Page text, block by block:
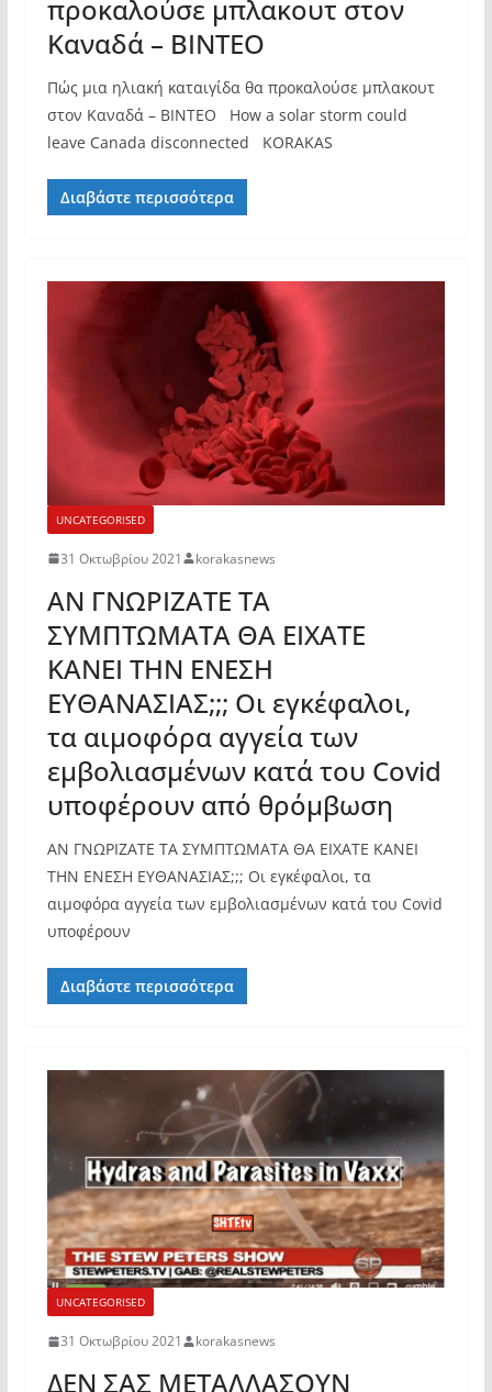
προκαλούσε μπλακουτ στον
Καναδά – ΒΙΝΤΕΟ
Πώς μια ηλιακή καταιγίδα θα προκαλούσε μπλακουτ
στον Καναδά – ΒΙΝΤΕΟ How a solar storm could
leave Canada disconnected KORAKAS
Διαβάστε περισσότερα
UNCATEGORISED
31 Οκτωβρίου 2021 korakasnews
ΑΝ ΓΝΩΡΙΖΑΤΕ ΤΑ
ΣΥΜΠΤΩΜΑΤΑ ΘΑ ΕΙΧΑΤΕ
ΚΑΝΕΙ ΤΗΝ ΕΝΕΣΗ
ΕΥΘΑΝΑΣΙΑΣ;;; Οι εγκέφαλοι,
τα αιμοφόρα αγγεία των
εμβολιασμένων κατά του Covid
υποφέρουν από θρόμβωση
ΑΝ ΓΝΩΡΙΖΑΤΕ ΤΑ ΣΥΜΠΤΩΜΑΤΑ ΘΑ ΕΙΧΑΤΕ ΚΑΝΕΙ
ΤΗΝ ΕΝΕΣΗ ΕΥΘΑΝΑΣΙΑΣ;;; Οι εγκέφαλοι, τα
αιμοφόρα αγγεία των εμβολιασμένων κατά του Covid
υποφέρουν
Διαβάστε περισσότερα
UNCATEGORISED
31 Οκτωβρίου 2021 korakasnews
ΔΕΝ ΣΑΣ ΜΕΤΑΛΛΑΣΟΥΝ